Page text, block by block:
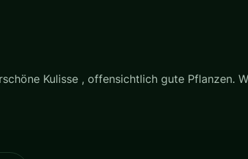
Kulisse , offensichtlich gute Pflanzen.